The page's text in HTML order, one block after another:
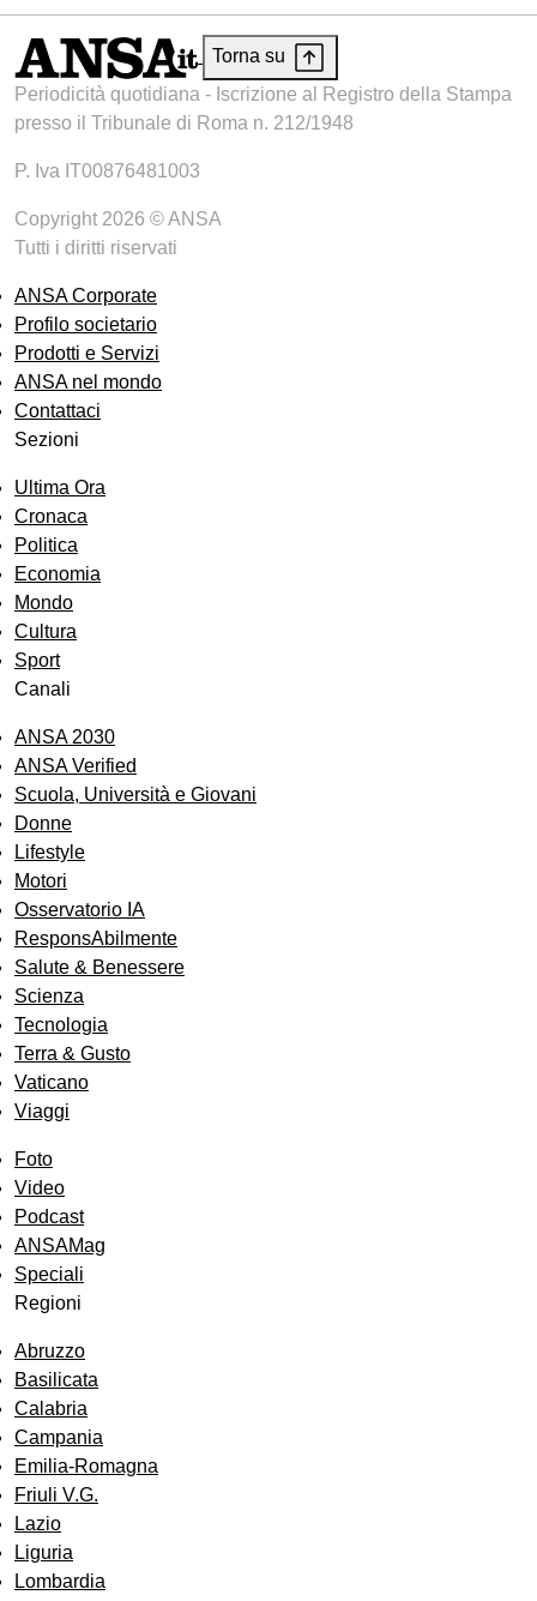
Torna su
Periodicità quotidiana - Iscrizione al Registro della Stampa
presso il Tribunale di Roma n. 212/1948
P. Iva IT00876481003
Copyright 2026 © ANSA
Tutti i diritti riservati
ANSA Corporate
Profilo societario
Prodotti e Servizi
ANSA nel mondo
Contattaci
Sezioni
Ultima Ora
Cronaca
Politica
Economia
Mondo
Cultura
Sport
Canali
ANSA 2030
ANSA Verified
Scuola, Università e Giovani
Donne
Lifestyle
Motori
Osservatorio IA
ResponsAbilmente
Salute & Benessere
Scienza
Tecnologia
Terra & Gusto
Vaticano
Viaggi
Foto
Video
Podcast
ANSAMag
Speciali
Regioni
Abruzzo
Basilicata
Calabria
Campania
Emilia-Romagna
Friuli V.G.
Lazio
Liguria
Lombardia